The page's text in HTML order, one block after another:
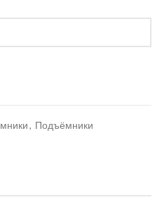
, Подъёмники